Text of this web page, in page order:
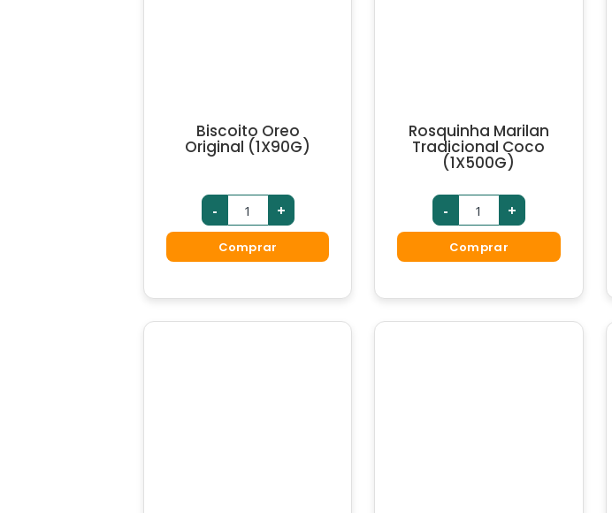
Biscoito Oreo
Original (1X90G)
- +
Comprar
Rosquinha Marilan
Tradicional Coco
(1X500G)
- +
Comprar